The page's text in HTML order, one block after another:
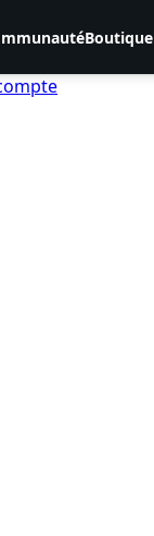
Boutique